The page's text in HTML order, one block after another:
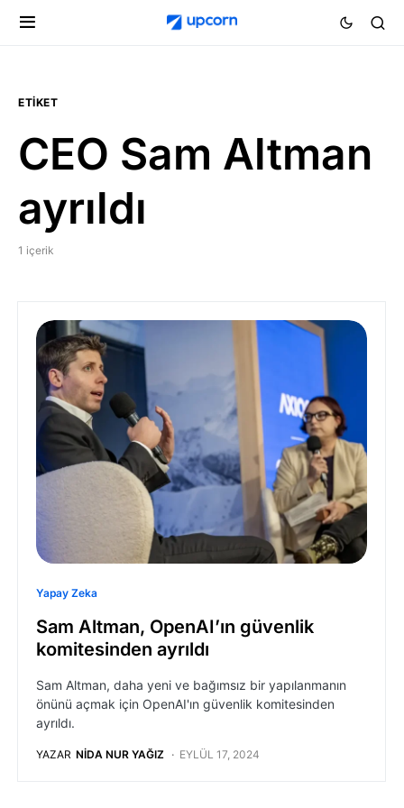
ETIKET
CEO Sam Altman
ayrıldı
1 içerik
Yapay Zeka
Sam Altman, OpenAI’ın güvenlik
komitesinden ayrıldı
Sam Altman, daha yeni ve bağımsız bir yapılanmanın
önünü açmak için OpenAI'ın güvenlik komitesinden
ayrıldı.
YAZAR NIDA NUR YAĞIZ EYLÜL 17, 2024